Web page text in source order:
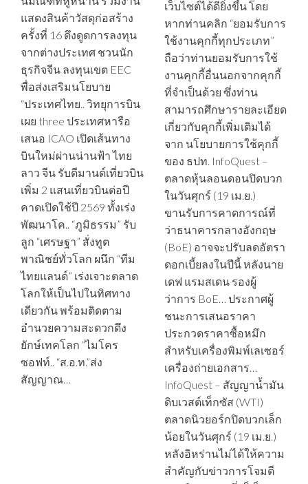
แสดงสินค้าวัสดุก่อสร้าง
ครั้งที่ 16 ดึงดูดการลงทุน
จากต่างประเทศ ชวนนัก
ธุรกิจจีน ลงทุนเขต EEC
พื่อส่งเสริมนโยบาย
“ประเทศไทย.. วิทยุการบิน
เผย three ประเทศหารือ
เสนอ ICAO เปิดเส้นทาง
บินใหม่ผ่านน่านฟ้า ไทย
ลาว จีน รับดีมานด์เที่ยวบิน
เพิ่ม 2 แสนเที่ยวบินต่อปี
คาดเปิดใช้ปี 2569 ทั้งเร่ง
พัฒนาโค.. “ภูมิธรรม” รับ
ลูก “เศรษฐา” สั่งทูต
พาณิชย์ทั่วโลก ผนึก “ทีม
ไทยแลนด์” เร่งเจาะตลาด
โลกให้เป็นไปในทิศทาง
เดียวกัน พร้อมติดตาม
อำนวยความสะดวกดึง
ยักษ์เทคโลก “ไมโคร
ซอฟท์.. “ส.อ.ท.”ส่ง
สัญญาณ…
เว็บไซต์ได้ดียิ่งขึ้น โดย
หากท่านคลิก “ยอมรับการ
ใช้งานคุกกี้ทุกประเภท”
ถือว่าท่านยอมรับการใช้
งานคุกกี้อื่นนอกจากคุกกี้
ที่จำเป็นด้วย ซึ่งท่าน
สามารถศึกษารายละเอียด
เกี่ยวกับคุกกี้เพิ่มเติมได้
จาก นโยบายการใช้คุกกี้
ของ ธปท. InfoQuest –
ตลาดหุ้นลอนดอนปิดบวก
ในวันศุกร์ (19 เม.ย.)
ขานรับการคาดการณ์ที่
ว่าธนาคารกลางอังกฤษ
(BoE) อาจจะปรับลดอัตรา
ดอกเบี้ยลงในปีนี้ หลังนาย
เดฟ แรมสเดน รองผู้
ว่าการ BoE… ประกาศผู้
ชนะการเสนอราคา
ประกวดราคาซื้อหมึก
สำหรับเครื่องพิมพ์เลเซอร์
เครื่องถ่ายเอกสาร…
InfoQuest – สัญญาน้ำมัน
ดิบเวสต์เท็กซัส (WTI)
ตลาดนิวยอร์กปิดบวกเล็ก
น้อยในวันศุกร์ (19 เม.ย.)
หลังอิหร่านไม่ได้ให้ความ
สำคัญกับข่าวการโจมตี